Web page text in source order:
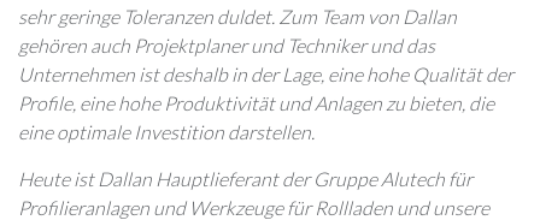
sehr geringe Toleranzen duldet. Zum Team von Dallan
gehören auch Projektplaner und Techniker und das
Unternehmen ist deshalb in der Lage, eine hohe Qualität der
Profile, eine hohe Produktivität und Anlagen zu bieten, die
eine optimale Investition darstellen.
Heute ist Dallan Hauptlieferant der Gruppe Alutech für
Profilieranlagen und Werkzeuge für Rollladen und unsere